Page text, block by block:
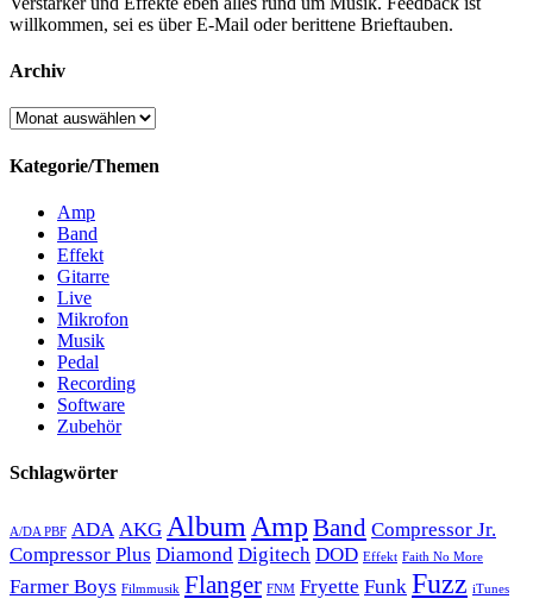
willkommen, sei es über E-Mail oder berittene Brieftauben.
Archiv
Archiv
Kategorie/Themen
Amp
Band
Effekt
Gitarre
Live
Mikrofon
Musik
Pedal
Recording
Software
Zubehör
Schlagwörter
A/DA PBF ADA AKG Album Amp Band Compressor Jr.
Compressor Plus Diamond Digitech DOD Effekt Faith No More
Farmer Boys Filmmusik Flanger FNM Fryette Funk Fuzz iTunes